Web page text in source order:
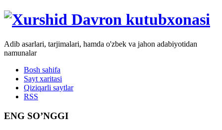
Adib asarlari, tarjimalari, hamda o'zbek va jahon adabiyotidan
namunalar
Bosh sahifa
Sayt xaritasi
Qiziqarli saytlar
RSS
ENG SO’NGGI